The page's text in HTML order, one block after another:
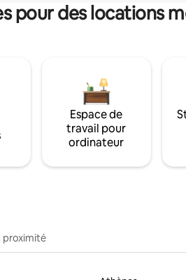
pour des locations
Espace de
travail pour
ordinateur
proximité